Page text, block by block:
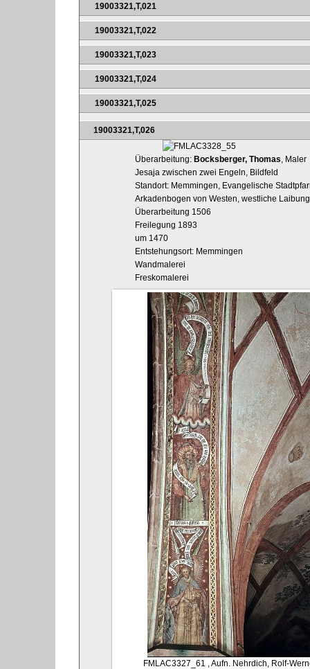
19003321,T,021
19003321,T,022
19003321,T,023
19003321,T,024
19003321,T,025
19003321,T,026
Überarbeitung: Bocksberger, Thomas, Maler
Jesaja zwischen zwei Engeln, Bildfeld
Standort: Memmingen, Evangelische
Arkadenbogen von Westen, westliche Laibung
Überarbeitung 1506
Freilegung 1893
um 1470
Entstehungsort: Memmingen
Wandmalerei
Freskomalerei
FMLAC3327_61 , Aufn. Nehrdich, Rolf-